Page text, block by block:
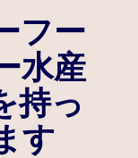
フー
水産
持っ
す